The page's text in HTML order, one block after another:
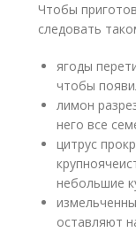
Чтобы
следовать
ягоды
чтобы
лимон
него все
цитрус
небольшие
оставляют